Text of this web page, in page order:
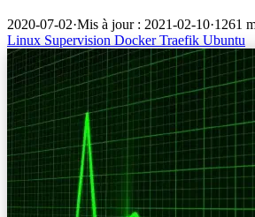
2020-07-02·Mis à jour : 2021-02-10·1261
Linux Supervision DockerTraefik Ubuntu